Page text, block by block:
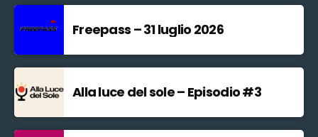
Freepass – 31 luglio 2026
Alla luce del sole – Episodio #3